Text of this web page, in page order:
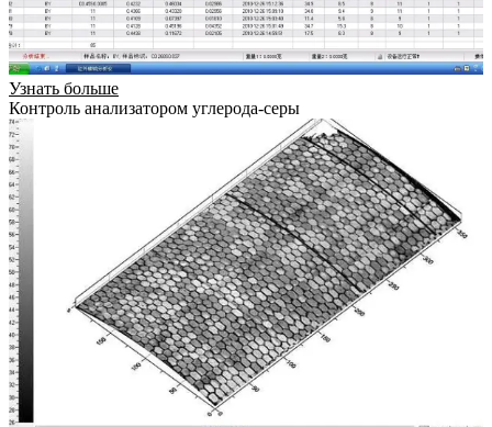
Узнать больше
Контроль анализатором углерода-серы